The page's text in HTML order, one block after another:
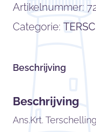
Artikelnummer:
Categorie:
Beschrijving
Beschrijving
Ans.Krt. Terschelling